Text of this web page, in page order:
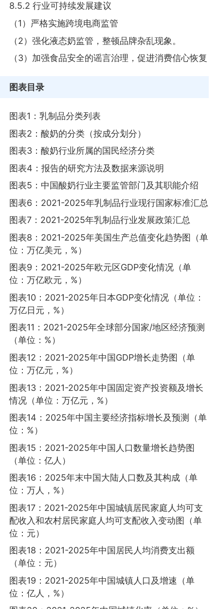
8.5.2 行业可持续发展建议
（1）严格实施跨境电商监管
（2）强化液态奶监管，整顿品牌杂乱现象。
（3）加强食品安全的谣言治理，促进消费信心恢复
图表目录
图表1：乳制品分类列表
图表2：酸奶的分类（按成分划分）
图表3：酸奶行业所属的国民经济分类
图表4：报告的研究方法及数据来源说明
图表5：中国酸奶行业主要监管部门及其职能介绍
图表6：2021-2025年乳制品行业现行国家标准汇总
图表7：2021-2025年乳制品行业发展政策汇总
图表8：2021-2025年美国生产总值变化趋势图（单
位：万亿美元，%）
图表9：2021-2025年欧元区GDP变化情况（单
位：万亿欧元，%）
图表10：2021-2025年日本GDP变化情况（单位：
万亿日元，%）
图表11：2021-2025年全球部分国家/地区经济预测
（单位：%）
图表12：2021-2025年中国GDP增长走势图（单
位：万亿元，%）
图表13：2021-2025年中国固定资产投资额及增长
情况（单位：万亿元，%）
图表14：2025年中国主要经济指标增长及预测（单
位：%）
图表15：2021-2025年中国人口数量增长趋势图
（单位：亿人）
图表16：2025年末中国大陆人口数及其构成（单
位：万人，%）
图表17：2021-2025年中国城镇居民家庭人均可支
配收入和农村居民家庭人均可支配收入变动图（单
位：元）
图表18：2021-2025年中国居民人均消费支出额
（单位：元）
图表19：2021-2025年中国城镇人口及增速（单
位：亿人，%）